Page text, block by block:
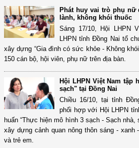
Phát huy vai trò phụ
lành, không khói thuốc
Sáng 17/10, Hội LHPN
LHPN tỉnh Đồng Nai tổ
xây dựng “Gia đình có sức khỏe - Không
150 cán bộ, hội viên, phụ nữ trên địa bàn.
Hội LHPN Việt Nam
sạch" tại Đồng Nai
Chiều 16/10, tại tỉnh
phối hợp với Hội LHPN
huấn “Thực hiện mô hình 3 sạch - Sạch nhà,
xây dựng cảnh quan nông thôn sáng -
và trẻ em.